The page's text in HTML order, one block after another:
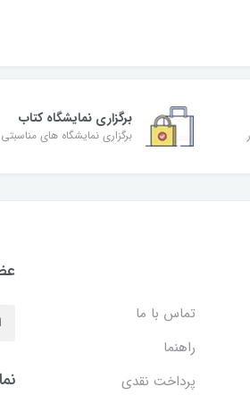
برگزاری نمایشگاه کتاب
برگزاری نمایشگاه های مناسبتی
تماس با ما
راهنما
پرداخت نقدی